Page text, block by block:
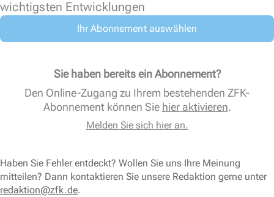
wichtigsten Entwicklungen
Ihr Abonnement auswählen
Sie haben bereits ein Abonnement?
Den Online-Zugang zu Ihrem bestehenden ZFK-
Abonnement können Sie hier aktivieren.
Melden Sie sich hier an.
Haben Sie Fehler entdeckt? Wollen Sie uns Ihre Meinung
mitteilen? Dann kontaktieren Sie unsere Redaktion gerne unter
redaktion@zfk.de.